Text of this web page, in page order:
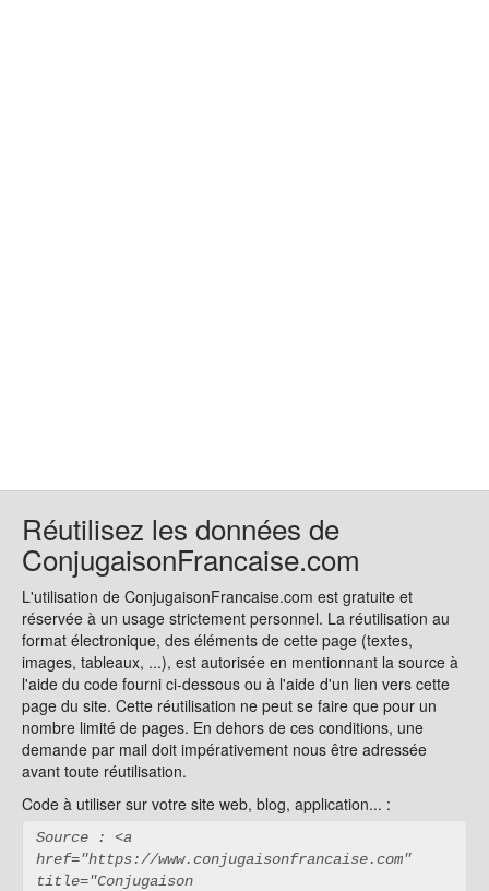
Réutilisez les données de
ConjugaisonFrancaise.com
L'utilisation de ConjugaisonFrancaise.com est gratuite et
réservée à un usage strictement personnel. La réutilisation au
format électronique, des éléments de cette page (textes,
images, tableaux, ...), est autorisée en mentionnant la source à
l'aide du code fourni ci-dessous ou à l'aide d'un lien vers cette
page du site. Cette réutilisation ne peut se faire que pour un
nombre limité de pages. En dehors de ces conditions, une
demande par mail doit impérativement nous être adressée
avant toute réutilisation.
Code à utiliser sur votre site web, blog, application... :